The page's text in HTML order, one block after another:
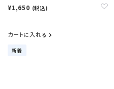
¥1,650 (税込)
カートに入れる
新着